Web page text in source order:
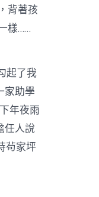
背著孩
樣……
起了我
家助學
年夜雨
任人說
茍家坪